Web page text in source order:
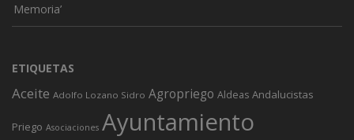
Memoria’
ETIQUETAS
Aceite Adolfo Lozano Sidro Agropriego Aldeas Andalucistas
Priego Asociaciones Ayuntamiento